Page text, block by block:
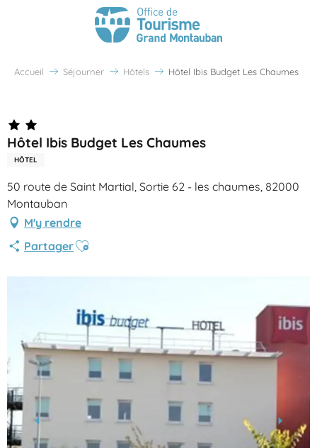
Accueil Séjourner Hôtels Hôtel Ibis Budget Les Chaumes
Hôtel Ibis Budget Les Chaumes
HÔTEL
50 route de Saint Martial, Sortie 62 - les chaumes, 82000
Montauban
M'y rendre
PartagerAjouter aux favoris